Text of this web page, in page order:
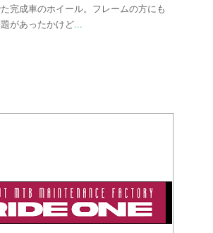
完成車のホイール。フレームの方にも
があったかけど...